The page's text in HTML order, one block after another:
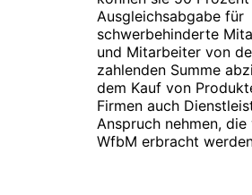
Ausgleichsabgabe für
schwerbehinderte
und Mitarbeiter von
zahlenden Summe
dem Kauf von
Firmen auch
Anspruch nehmen,
WfbM erbracht